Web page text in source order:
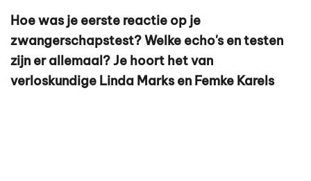
Hoe was je eerste reactie op je
zwangerschapstest? Welke echo's en testen
zijn er allemaal? Je hoort het van
verloskundige Linda Marks en Femke Karels